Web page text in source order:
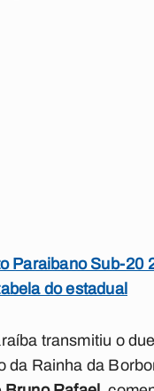
Paraibano Sub-20
do estadual
transmitiu o
da Rainha da